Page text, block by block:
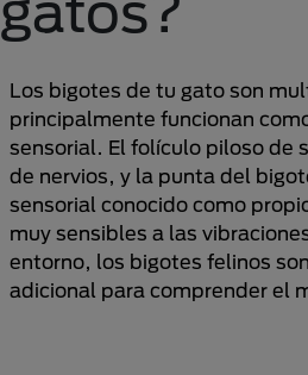
Los bigotes de tu gato son
principalmente funcionan
sensorial. El folículo piloso de
de nervios, y la punta del
sensorial conocido como
muy sensibles a las
entorno, los bigotes felinos
adicional para comprender el